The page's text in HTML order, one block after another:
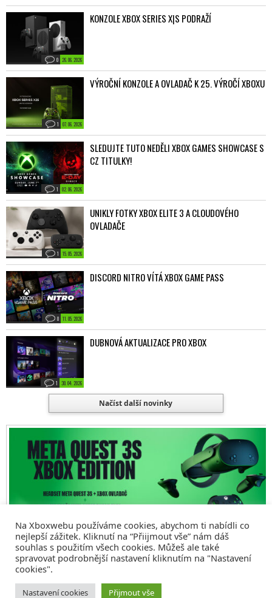
26. 06. 2026
0
KONZOLE XBOX SERIES X|S PODRAŽÍ
07. 06. 2026
1
VÝROČNÍ KONZOLE A OVLADAČ K 25. VÝROČÍ XBOXU
02. 06. 2026
1
SLEDUJTE TUTO NEDĚLI XBOX GAMES SHOWCASE S
CZ TITULKY!
15. 05. 2026
1
UNIKLY FOTKY XBOX ELITE 3 A CLOUDOVÉHO
OVLADAČE
11. 05. 2026
0
DISCORD NITRO VÍTÁ XBOX GAME PASS
30. 04. 2026
1
DUBNOVÁ AKTUALIZACE PRO XBOX
Načíst další novinky
Na Xboxwebu používáme cookies, abychom ti nabídli co
nejlepší zážitek. Kliknutí na “Přiijmout vše” nám dáš
souhlas s použitím všech cookies. Můžeš ale také
spravovat podrobnější nastavení kliknutím na "Nastavení
cookies".
Nastavení cookies Přijmout vše